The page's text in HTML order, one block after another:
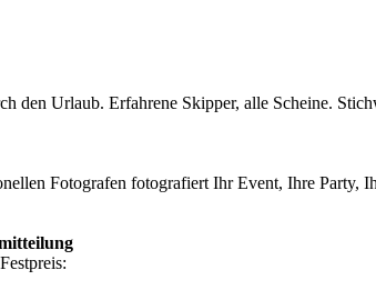
den Urlaub. Erfahrene Skipper, alle Scheine.
Fotografen fotografiert Ihr Event, Ihre Party,